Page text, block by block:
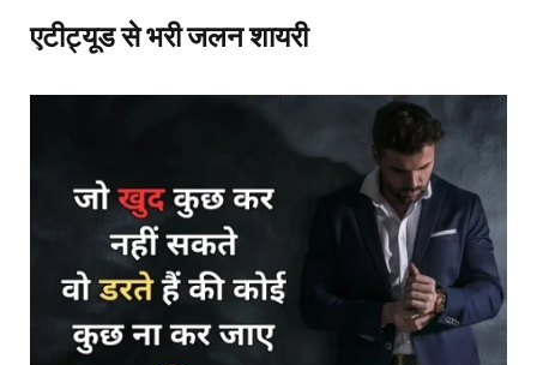
एटीट्यूड से भरी जलन शायरी